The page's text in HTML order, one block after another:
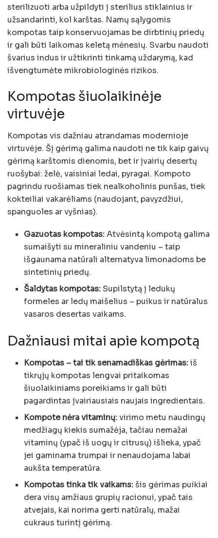
sterilizuoti arba užpildyti į sterilius stiklainius ir
užsandarinti, kol karštas. Namų sąlygomis
kompotas taip konservuojamas be dirbtinių priedų
ir gali būti laikomas keletą mėnesių. Svarbu naudoti
švarius indus ir užtikrinti tinkamą uždarymą, kad
išvengtumėte mikrobiologinės rizikos.
Kompotas šiuolaikinėje
virtuvėje
Kompotas vis dažniau atrandamas modernioje
virtuvėje. Šį gėrimą galima naudoti ne tik kaip gaivų
gėrimą karštomis dienomis, bet ir įvairių desertų
ruošybai: želė, vaisiniai ledai, pyragai. Kompoto
pagrindu ruošiamas tiek nealkoholinis punšas, tiek
kokteiliai vakarėliams (naudojant, pavyzdžiui,
spanguoles ar vyšnias).
Gazuotas kompotas:Atvėsintą kompotą galima
sumaišyti su mineraliniu vandeniu – taip
išgaunama natūrali alternatyva limonadoms be
sintetinių priedų.
Šaldytas kompotas: Supilstytą į ledukų
formeles ar ledų maišelius – puikus ir natūralus
vasaros desertas vaikams.
Dažniausi mitai apie kompotą
Kompotas – tai tik senamadiškas gėrimas:iš
tikrųjų kompotas lengvai pritaikomas
šiuolaikiniams poreikiams ir gali būti
pagardintas įvairiausiais naujais ingredientais.
Kompote nėra vitaminų:virimo metu naudingų
medžiagų kiekis sumažėja, tačiau nemažai
vitaminų (ypač iš uogų ir citrusų) išlieka, ypač
jei gaminama trumpai ir nenaudojama labai
aukšta temperatūra.
Kompotas tinka tik vaikams: šis gėrimas puikiai
dera visų amžiaus grupių racionui, ypač tais
atvejais, kai norima gerti natūralų, mažai
cukraus turintį gėrimą.